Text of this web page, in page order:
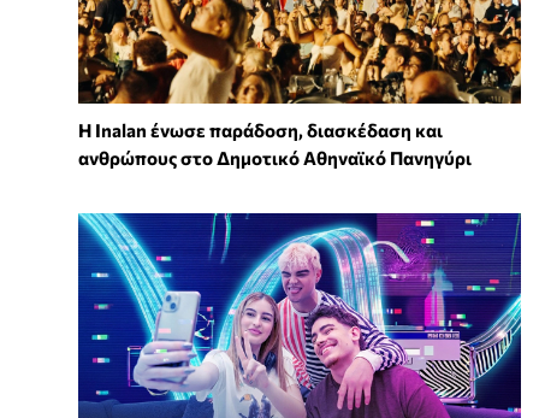
Η Inalan ένωσε παράδοση, διασκέδαση και
ανθρώπους στο Δημοτικό Αθηναϊκό Πανηγύρι